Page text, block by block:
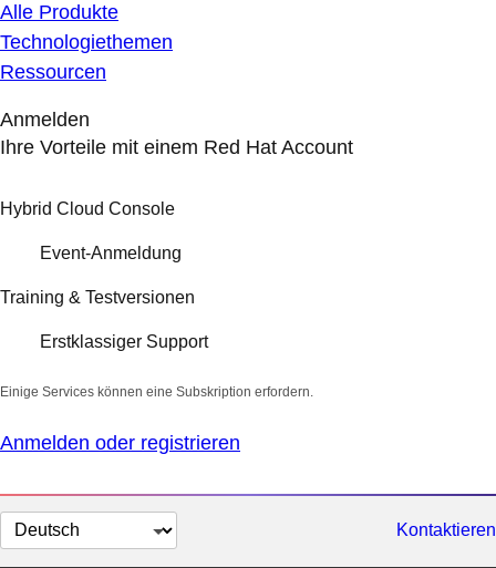
Alle Produkte
Technologiethemen
Ressourcen
Anmelden
Ihre Vorteile mit einem Red Hat Account
Hybrid Cloud Console
Event-Anmeldung
Training & Testversionen
Erstklassiger Support
Einige Services können eine Subskription erfordern.
Anmelden oder registrieren
Sprache
auswählen
Kontaktieren